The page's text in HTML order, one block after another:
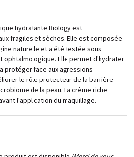
hydratante Biology est
fragiles et sèches. Elle est composée
naturelle et a été testée sous
ophtalmologique. Elle permet d'hydrater
protéger face aux agressions
le rôle protecteur de la barrière
de la peau. La crème riche
l'application du maquillage.